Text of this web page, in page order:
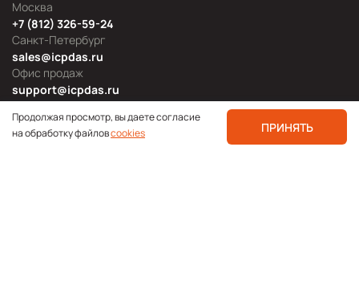
Москва
Офис продаж
sales@icpdas.ru
Санкт-Петербург
+7 (812) 326-59-24
Техническая поддержка
support@icpdas.ru
Продолжая просмотр, вы даете согласие
на обработку файловcookies ПРИНЯТЬ